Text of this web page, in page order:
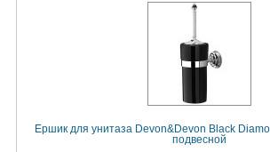
Ёршик для унитаза Devon&Devon Black
подвесной